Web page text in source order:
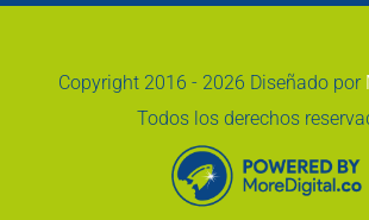
Copyright 2016 - 2026 Diseñado por
Todos los derechos